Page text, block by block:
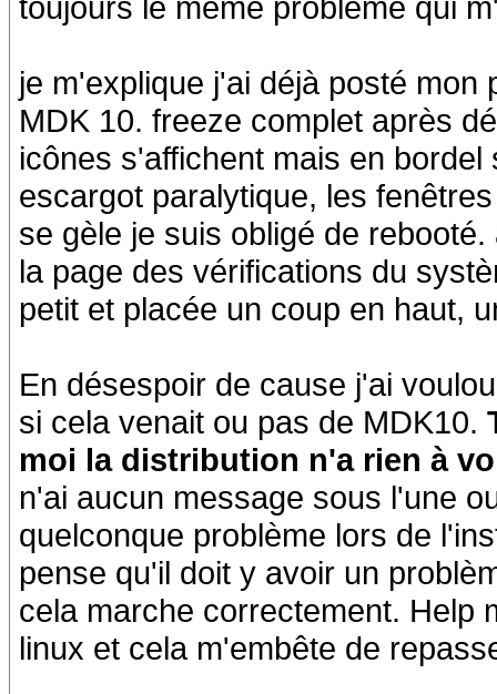
je m'explique j'ai déjà posté
MDK 10. freeze complet après
icônes s'affichent mais en
escargot paralytique, les
se gèle je suis obligé de
la page des vérifications du
petit et placée un coup en haut,
En désespoir de cause j'ai
si cela venait ou pas de MDK10.
moi la distribution n'a rien à
n'ai aucun message sous l'une
quelconque problème lors de
pense qu'il doit y avoir un
cela marche correctement. Help
linux et cela m'embête de